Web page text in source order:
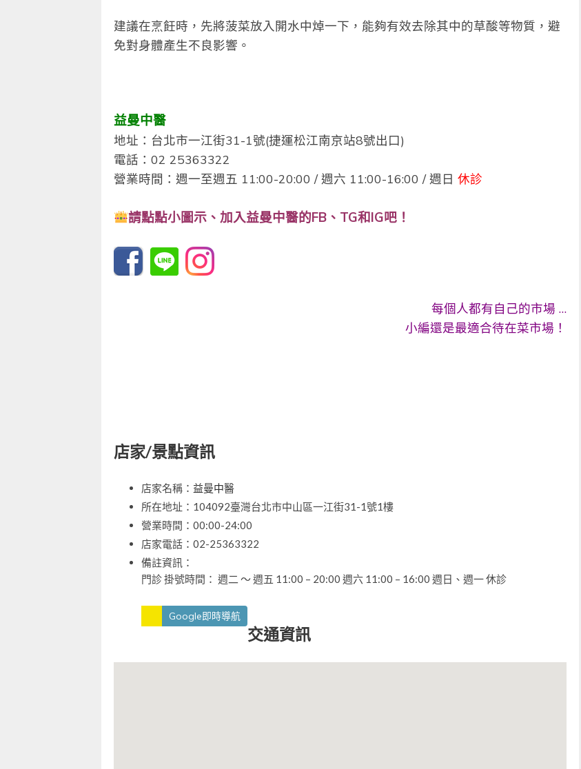
建議在烹飪時，先將菠菜放入開水中焯一下，能夠有效去除其中的草酸等物質，避
免對身體產生不良影響。
益曼中醫
地址：台北市一江街31-1號(捷運松江南京站8號出口)
電話：02 25363322
營業時間：週一至週五 11:00-20:00 / 週六 11:00-16:00 / 週日 休診
請點點小圖示、 加入益曼中醫的FB、TG和IG吧！
每個人都有自己的市場 …
小編還是最適合待在菜市場！
店家/景點資訊
店家名稱： 益曼中醫
所在地址：104092臺灣台北市中山區一江街31-1號1樓
營業時間：00:00-24:00
店家電話：02-25363322
備註資訊：
門診 掛號時間： 週二 ～ 週五 11:00 – 20:00 週六 11:00 – 16:00 週日、週一 休診
Google即時導航
交通資訊